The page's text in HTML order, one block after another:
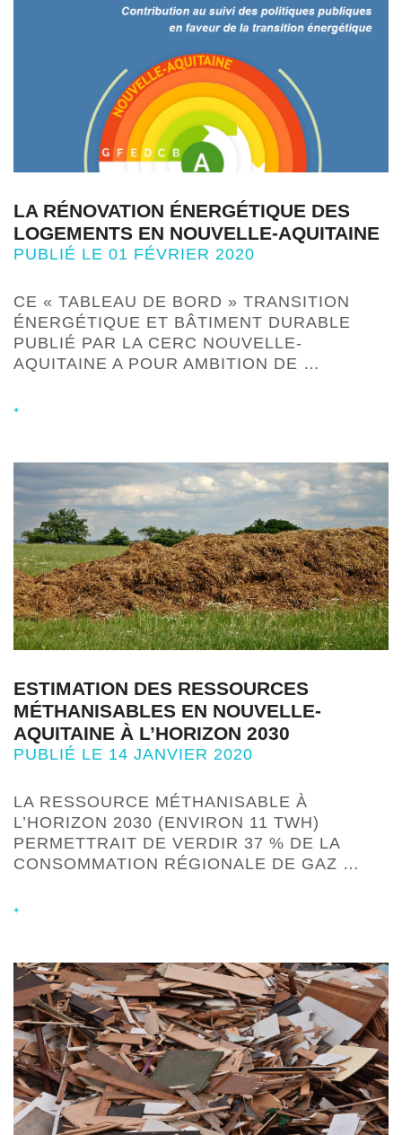
LA RÉNOVATION ÉNERGÉTIQUE DES
LOGEMENTS EN NOUVELLE-AQUITAINE
PUBLIÉ LE 01 FÉVRIER 2020
CE « TABLEAU DE BORD » TRANSITION
ÉNERGÉTIQUE ET BÂTIMENT DURABLE
PUBLIÉ PAR LA CERC NOUVELLE-
AQUITAINE A POUR AMBITION DE …
+
ESTIMATION DES RESSOURCES
MÉTHANISABLES EN NOUVELLE-
AQUITAINE À L’HORIZON 2030
PUBLIÉ LE 14 JANVIER 2020
LA RESSOURCE MÉTHANISABLE À
L’HORIZON 2030 (ENVIRON 11 TWH)
PERMETTRAIT DE VERDIR 37 % DE LA
CONSOMMATION RÉGIONALE DE GAZ …
+